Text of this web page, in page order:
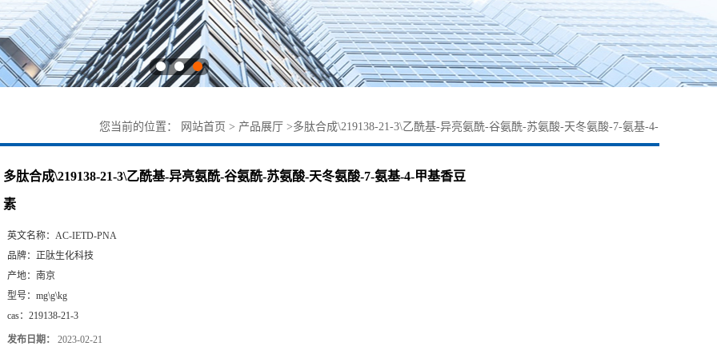
您当前的位置： 网站首页 > 产品展厅 >多肽合成\219138-21-3\乙酰基-异亮氨酰-谷氨酰-苏氨酸-天冬氨酸-7-氨基-4-
多肽合成\219138-21-3\乙酰基-异亮氨酰-谷氨酰-苏氨酸-天冬氨酸-7-氨基-4-甲基香豆
素
英文名称： AC-IETD-PNA
品牌： 正肽生化科技
产地： 南京
型号： mg\g\kg
cas： 219138-21-3
发布日期： 2023-02-21